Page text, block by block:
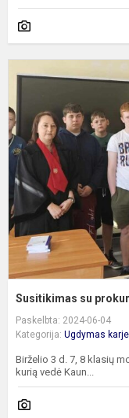
Susitikimas su
Paskelbta: 2024-06-04
Kategorija: Ugdymas
Birželio 3 d. 7, 8 klasių
kurią vedė Kaun...